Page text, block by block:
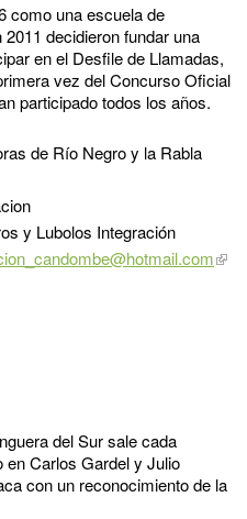
como una escuela de
decidieron fundar una
en el Desfile de Llamadas,
vez del Concurso Oficial
participado todos los años.
de Río Negro y la Rabla
y Lubolos Integración
del Sur sale cada
en Carlos Gardel y Julio
con un reconocimiento de la